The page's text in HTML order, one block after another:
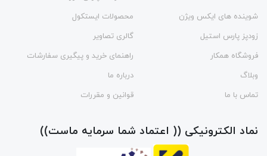
شوینده های ایکس ویژن
محصولات ایستکول
زودپز پارس استیل
گالری تصاویر
فروشگاه همکار
راهنمای خرید و پیگیری سفارشات
وبلاگ
درباره ما
تماس با ما
قوانین و مقررات
نماد الکترونیکی (( اعتماد شما سرمایه ماست))